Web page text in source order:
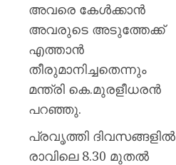
അവരെ കേൾക്കാൻ
അവരുടെ അടുത്തേക്ക്
എത്താൻ
തീരുമാനിച്ചതെന്നും
മന്ത്രി കെ.മുരളീധരൻ
പറഞ്ഞു.
പ്രവൃത്തി ദിവസങ്ങളിൽ
രാവിലെ 8.30 മുതൽ